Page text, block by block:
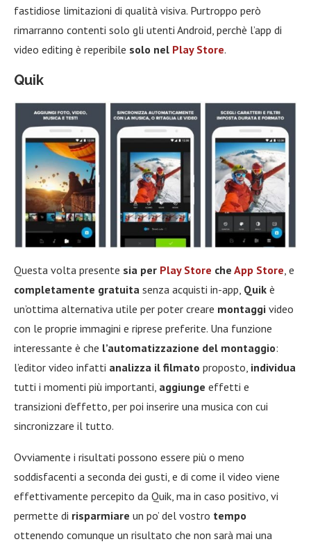
fastidiose limitazioni di qualità visiva. Purtroppo però
rimarranno contenti solo gli utenti Android, perchè l’app di
video editing è reperibile solo nel Play Store.
Quik
Questa volta presente sia per Play Store che App Store , e
completamente gratuita senza acquisti in-app, Quik è
un’ottima alternativa utile per poter creare montaggi video
con le proprie immagini e riprese preferite. Una funzione
interessante è che l’automatizzazione del montaggio:
l’editor video infatti analizza il filmato proposto, individua
tutti i momenti più importanti, aggiunge effetti e
transizioni d’effetto, per poi inserire una musica con cui
sincronizzare il tutto.
Ovviamente i risultati possono essere più o meno
soddisfacenti a seconda dei gusti, e di come il video viene
effettivamente percepito da Quik, ma in caso positivo, vi
permette di risparmiare un po’ del vostro tempo
ottenendo comunque un risultato che non sarà mai una